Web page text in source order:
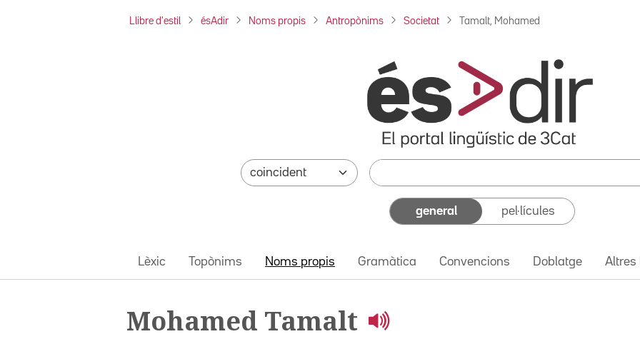
Llibre d'estil ésAdir Noms propis Antropònims Societat Tamalt, Mohamed
general pel·lícules
Lèxic Topònims Noms propis Gramàtica Convencions Doblatge Altres
Mohamed Tamalt